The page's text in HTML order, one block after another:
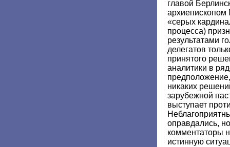
главой
«серых
процесса)
результатами
делегатов
принятого
аналитики в
никаких
зарубежной
выступает
оправдались,
комментаторы
истинную